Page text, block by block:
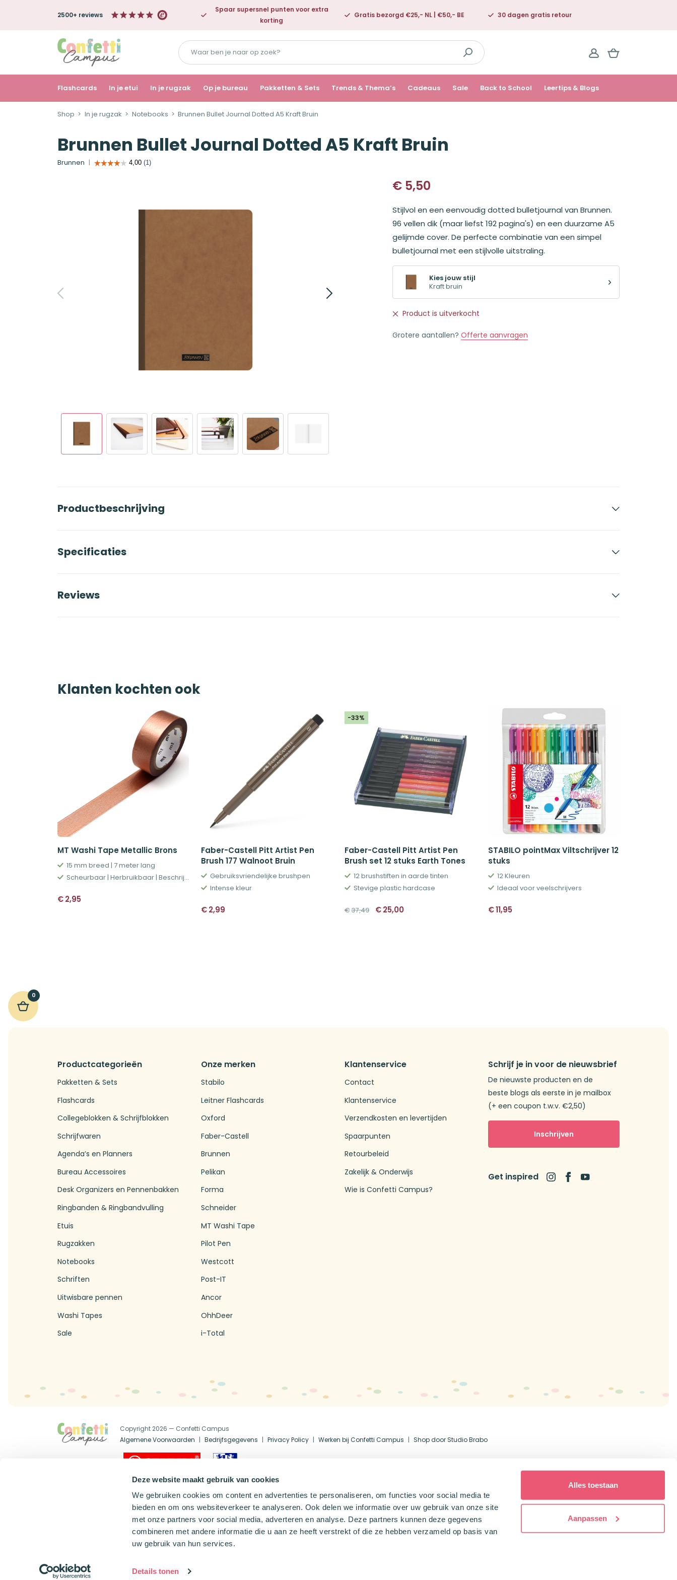
Deze website maakt gebruik van cookies
We gebruiken cookies om content en advertenties te personaliseren, om functies voor social media te
bieden en om ons websiteverkeer te analyseren. Ook delen we informatie over uw gebruik van onze site
met onze partners voor social media, adverteren en analyse. Deze partners kunnen deze gegevens
combineren met andere informatie die u aan ze heeft verstrekt of die ze hebben verzameld op basis van
uw gebruik van hun services.
Details tonen
Alles toestaan
Aanpassen
2500+ reviews
Spaar supersnel punten voor extra
korting
Gratis bezorgd €25,- NL | €50,- BE 30 dagen gratis retour
Waar
ben
je
naar
op
zoek?
Flashcards In je etui In je rugzak Op je bureau Pakketten & Sets Trends & Thema’s Cadeaus Sale Back to School Leertips & Blogs
Shop In je rugzak Notebooks Brunnen Bullet Journal Dotted A5 Kraft Bruin
Brunnen Bullet Journal Dotted A5 Kraft Bruin
Brunnen
€ 5,50
Stijlvol en een eenvoudig dotted bulletjournal van Brunnen.
96 vellen dik (maar liefst 192 pagina's) en een duurzame A5
gelijmde cover. De perfecte combinatie van een simpel
bulletjournal met een stijlvolle uitstraling.
Kies jouw stijl
Kraft bruin
Product is uitverkocht
Grotere aantallen? Offerte aanvragen
Productbeschrijving
Specificaties
Reviews
Klanten kochten ook
MT Washi Tape Metallic Brons
15 mm breed | 7 meter lang
Scheurbaar | Herbruikbaar | Beschrijfbaar
€2,95
Faber-Castell Pitt Artist Pen
Brush 177 Walnoot Bruin
Gebruiksvriendelijke brushpen
Intense kleur
€2,99
-33%
Faber-Castell Pitt Artist Pen
Brush set 12 stuks Earth Tones
12 brushstiften in aarde tinten
Stevige plastic hardcase
€37,49 Oorspronkelijke
prijs
€25,00
STABILO pointMax Viltschrijver 12
stuks
12 Kleuren
Ideaal voor veelschrijvers
€11,95
0
Productcategorieën
Pakketten & Sets
Flashcards
Collegeblokken & Schrijfblokken
Schrijfwaren
Agenda’s en Planners
Bureau Accessoires
Desk Organizers en Pennenbakken
Ringbanden & Ringbandvulling
Etuis
Rugzakken
Notebooks
Schriften
Uitwisbare pennen
Washi Tapes
Sale
Onze merken
Stabilo
Leitner Flashcards
Oxford
Faber-Castell
Brunnen
Pelikan
Forma
Schneider
MT Washi Tape
Pilot Pen
Westcott
Post-IT
Ancor
OhhDeer
i-Total
Klantenservice
Contact
Klantenservice
Verzendkosten en levertijden
Spaarpunten
Retourbeleid
Zakelijk & Onderwijs
Wie is Confetti Campus?
Schrijf je in voor de nieuwsbrief
De nieuwste producten en de
beste blogs als eerste in je mailbox
(+ een coupon t.w.v. €2,50)
Inschrijven
Get inspired
Copyright 2026 — Confetti Campus
Algemene Voorwaarden
Bedrijfsgegevens Privacy Policy Werken bij Confetti Campus Shop door Studio Brabo